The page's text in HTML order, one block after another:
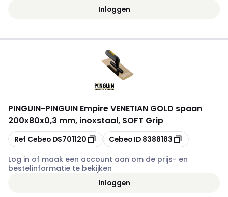
Inloggen
PINGUIN-PINGUIN Empire VENETIAN GOLD spaan
200x80x0,3 mm, inoxstaal, SOFT Grip
Kopiëren
Ref Cebeo DS701120 Kopiëren
Cebeo ID 8388183
Log in of maak een account aan om de prijs- en
bestelinformatie te bekijken
Inloggen